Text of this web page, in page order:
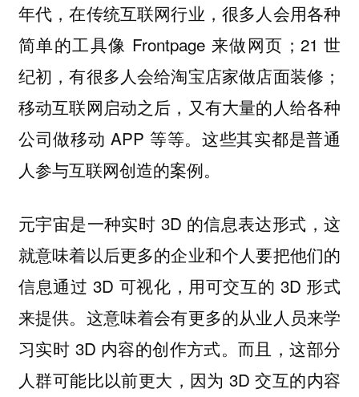
年代，在传统互联网行业，很多人会用各种
简单的工具像 Frontpage 来做网页；21 世
纪初，有很多人会给淘宝店家做店面装修；
移动互联网启动之后，又有大量的人给各种
公司做移动 APP 等等。这些其实都是普通
人参与互联网创造的案例。
元宇宙是一种实时 3D 的信息表达形式，这
就意味着以后更多的企业和个人要把他们的
信息通过 3D 可视化，用可交互的 3D 形式
来提供。这意味着会有更多的从业人员来学
习实时 3D 内容的创作方式。而且，这部分
人群可能比以前更大，因为 3D 交互的内容